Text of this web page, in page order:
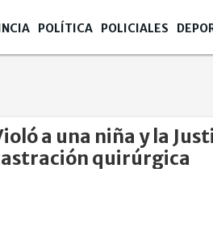
POLÍTICA POLICIALES
a una niña y la
quirúrgica